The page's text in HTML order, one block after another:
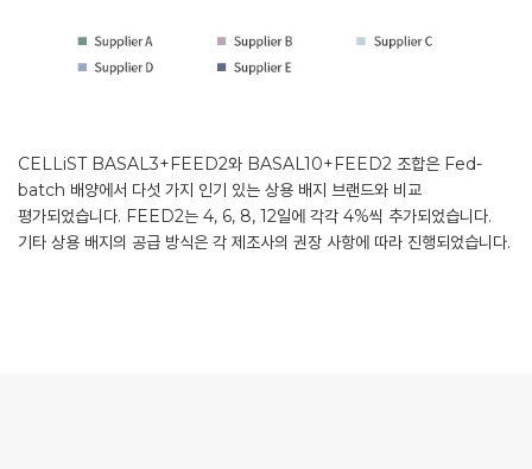
CELLiST BASAL3+FEED2와 BASAL10+FEED2 조합은 Fed-
batch 배양에서 다섯 가지 인기 있는 상용 배지 브랜드와 비교
평가되었습니다. FEED2는 4, 6, 8, 12일에 각각 4%씩 추가되었습니다.
기타 상용 배지의 공급 방식은 각 제조사의 권장 사항에 따라 진행되었습니다.